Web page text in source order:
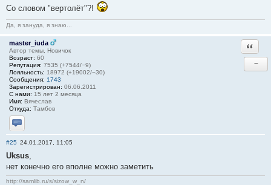
Со словом "вертолёт"?!
Да, я зануда, я знаю...
master_iuda
Автор темы, Новичок
Возраст: 60
Репутация: 7535 (+7544/−9)
Лояльность: 18972 (+19002/−30)
Сообщения: 1743
Зарегистрирован: 06.06.2011
С нами: 15 лет 2 месяца
Имя: Вячеслав
Откуда: Тамбов
Отправить личное сообщение
−
#25 24.01.2017, 11:05
Uksus
нет конечно его вполне можно заметить
http://samlib.ru/s/sizow_w_n/